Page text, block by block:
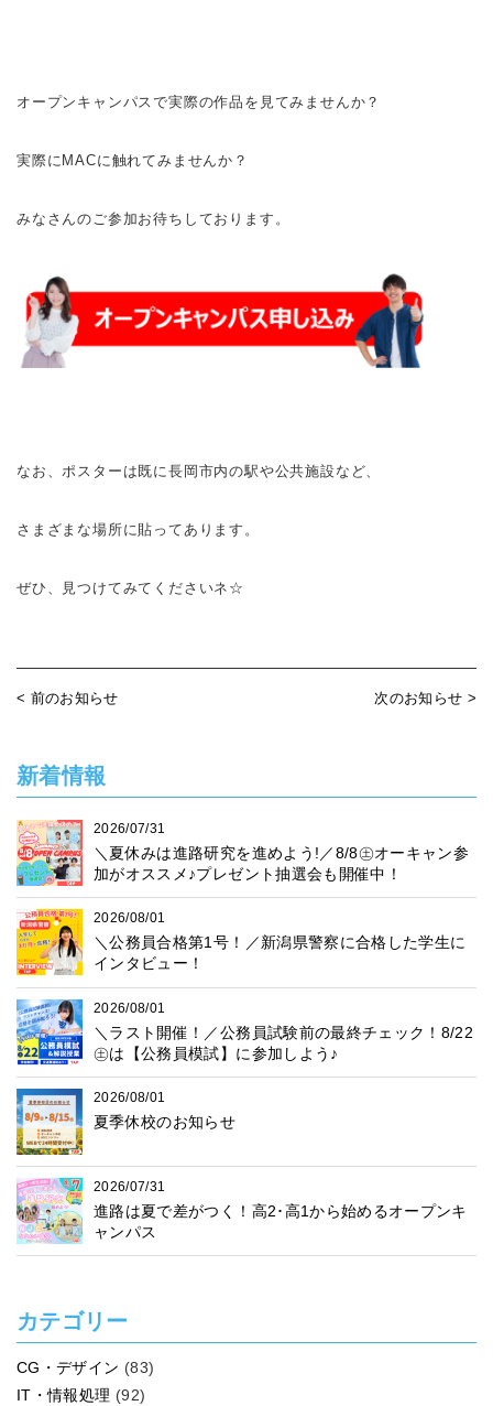
オープンキャンパスで実際の作品を見てみませんか？
実際にMACに触れてみませんか？
みなさんのご参加お待ちしております。
なお、ポスターは既に長岡市内の駅や公共施設など、
さまざまな場所に貼ってあります。
ぜひ、見つけてみてくださいネ☆
< 前のお知らせ 次のお知らせ >
新着情報
2026/07/31
＼夏休みは進路研究を進めよう!／8/8㊏オーキャン参
加がオススメ♪プレゼント抽選会も開催中！
2026/08/01
＼公務員合格第1号！／新潟県警察に合格した学生に
インタビュー！
2026/08/01
＼ラスト開催！／公務員試験前の最終チェック！8/22
㊏は【公務員模試】に参加しよう♪
2026/08/01
夏季休校のお知らせ
2026/07/31
進路は夏で差がつく！高2･高1から始めるオープンキ
ャンパス
カテゴリー
CG・デザイン (83)
IT・情報処理 (92)